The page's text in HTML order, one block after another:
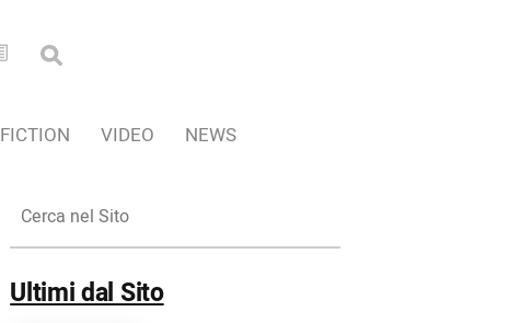
FICTION VIDEO NEWS
nel
Sito
Ultimi dal Sito